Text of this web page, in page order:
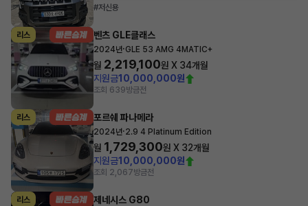
#저신용
리스 벤츠 GLE클래스
2024년·GLE 53 AMG 4MATIC+
월 2,219,100원 X 34개월
지원금10,000,000원
조회 639방금전
리스 포르쉐 파나메라
2024년·2.9 4 Platinum Edition
월 1,729,300원 X 32개월
지원금10,000,000원
조회 2,067방금전
리스 제네시스 G80